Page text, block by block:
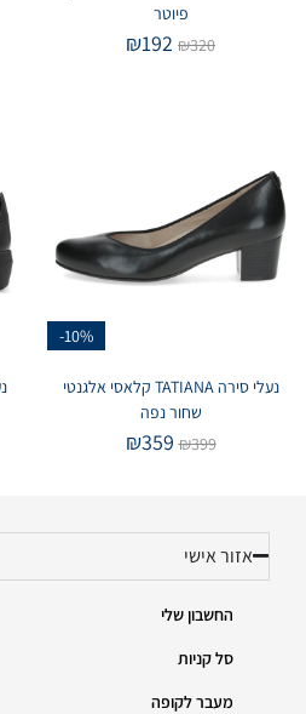
פיוטר
₪320
₪192
-10%
נעלי סירה TATIANA קלאסי אלגנטי
שחור נפה
₪399
₪359
אזור אישי
החשבון שלי
סל קניות
מעבר לקופה